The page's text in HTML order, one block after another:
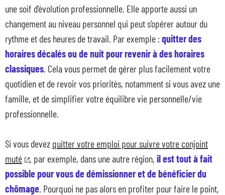
une soif d’évolution professionnelle. Elle apporte aussi un
changement au niveau personnel qui peut s’opérer autour du
rythme et des heures de travail. Par exemple :quitter des
horaires décalés ou de nuit pour revenir à des horaires
classiques . Cela vous permet de gérer plus facilement votre
quotidien et de revoir vos priorités, notamment si vous avez une
famille, et de simplifier votre équilibre vie personnelle/vie
professionnelle.
Si vous devez quitter votre emploi pour suivre votre conjoint
muté
, par exemple, dans une autre région, il est tout à fait
possible pour vous de démissionner et de bénéficier du
chômage . Pourquoi ne pas alors en profiter pour faire le point,